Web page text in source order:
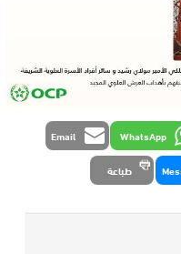
WhatsApp
Email
طباعة